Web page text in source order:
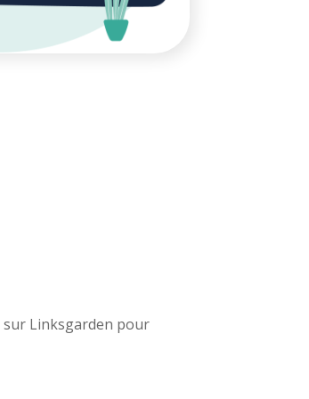
sur Linksgarden pour